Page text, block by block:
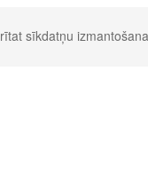
sīkdatņu